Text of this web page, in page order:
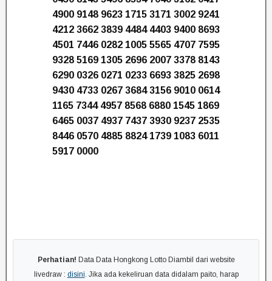
4900 9148 9623 1715 3171 3002 9241
4212 3662 3839 4484 4403 9400 8693
4501 7446 0282 1005 5565 4707 7595
9328 5169 1305 2696 2007 3378 8143
6290 0326 0271 0233 6693 3825 2698
9430 4733 0267 3684 3156 9010 0614
1165 7344 4957 8568 6880 1545 1869
6465 0037 4937 7437 3930 9237 2535
8446 0570 4885 8824 1739 1083 6011
5917 0000
Perhatian! Data Data Hongkong Lotto Diambil dari website
livedraw : disini. Jika ada kekeliruan data didalam paito, harap